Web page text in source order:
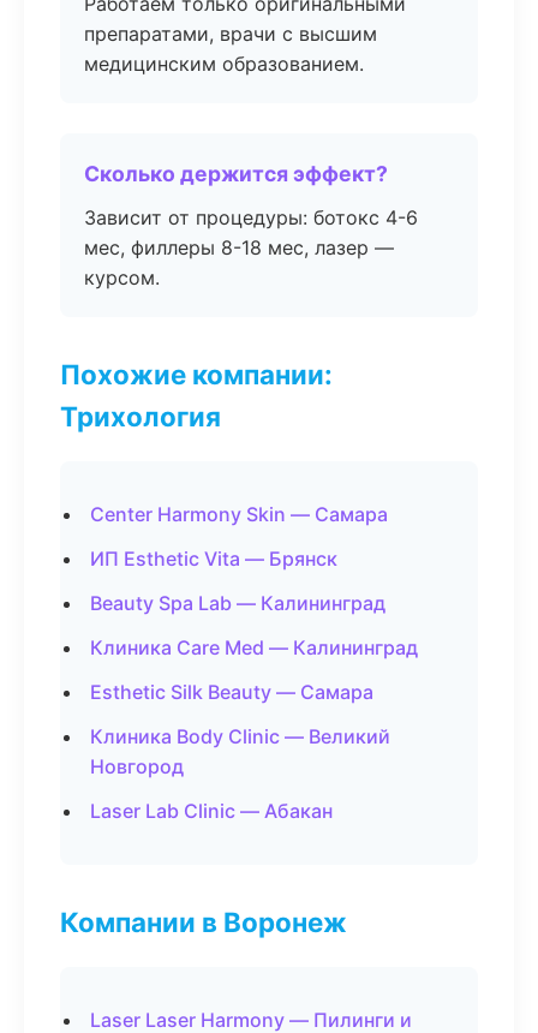
препаратами, врачи с высшим
медицинским образованием.
Сколько держится эффект?
Зависит от процедуры: ботокс 4-6
мес, филлеры 8-18 мес, лазер —
курсом.
Похожие компании:
Трихология
Center Harmony Skin — Самара
ИП Esthetic Vita — Брянск
Beauty Spa Lab — Калининград
Клиника Care Med — Калининград
Esthetic Silk Beauty — Самара
Клиника Body Clinic — Великий
Новгород
Laser Lab Clinic — Абакан
Компании в Воронеж
Laser Laser Harmony — Пилинги и